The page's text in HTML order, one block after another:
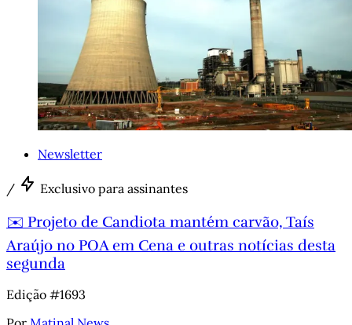
Newsletter
/ Exclusivo para assinantes
✉️ Projeto de Candiota mantém carvão, Taís
Araújo no POA em Cena e outras notícias desta
segunda
Edição #1693